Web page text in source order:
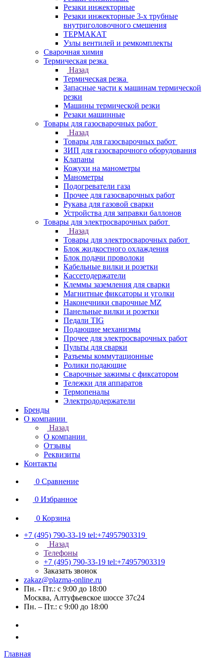
Резаки инжекторные
Резаки инжекторные 3-х трубные
внутриголовочного смешения
ТЕРМАКАТ
Узлы вентилей и ремкомплекты
Сварочная химия
Термическая резка
Назад
Термическая резка
Запасные части к машинам термической
резки
Машины термической резки
Резаки машинные
Товары для газосварочных работ
Назад
Товары для газосварочных работ
ЗИП для газосварочного оборудования
Клапаны
Кожухи на манометры
Манометры
Подогреватели газа
Прочее для газосварочных работ
Рукава для газовой сварки
Устройства для заправки баллонов
Товары для электросварочных работ
Назад
Товары для электросварочных работ
Блок жидкостного охлаждения
Блок подачи проволоки
Кабельные вилки и розетки
Кассетодержатели
Клеммы заземления для сварки
Магнитные фиксаторы и уголки
Наконечники сварочные MZ
Панельные вилки и розетки
Педали TIG
Подающие механизмы
Прочее для электросварочных работ
Пульты для сварки
Разъемы коммутационные
Ролики подающие
Сварочные зажимы с фиксатором
Тележки для аппаратов
Термопеналы
Электрододержатели
Бренды
О компании
Назад
О компании
Отзывы
Реквизиты
Контакты
0 Сравнение
0 Избранное
0 Корзина
+7 (495) 790-33-19 tel:+74957903319
Назад
Телефоны
+7 (495) 790-33-19 tel:+74957903319
Заказать звонок
zakaz@plazma-online.ru
Пн. - Пт.: с 9:00 до 18:00
Москва, Алтуфьевское шоссе 37с24
Пн. – Пт.: с 9:00 до 18:00
Главная